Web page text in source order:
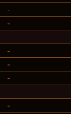
-
-
-
-
-
-